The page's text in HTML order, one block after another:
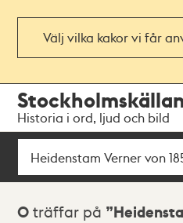
Välj vilka kakor vi får
navigationen
huvudinnehållet
Historia i ord, ljud och bild
Sök
Sökresultat
0 träffar på